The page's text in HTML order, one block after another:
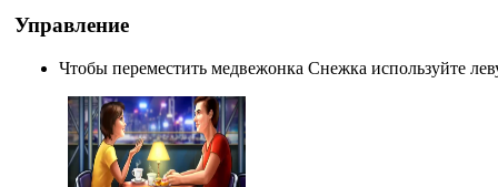
Управление
Чтобы переместить медвежонка Снежка используйте